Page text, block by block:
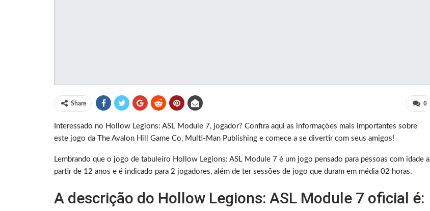
0
Share
Interessado no Hollow Legions: ASL Module 7, jogador? Confira aqui as informações mais importantes sobre
este jogo da The Avalon Hill Game Co, Multi-Man Publishing e comece a se divertir com seus amigos!
Lembrando que o jogo de tabuleiro Hollow Legions: ASL Module 7 é um jogo pensado para pessoas com idade a
partir de 12 anos e é indicado para 2 jogadores, além de ter sessões de jogo que duram em média 02 horas.
A descrição do Hollow Legions: ASL Module 7 oficial é: